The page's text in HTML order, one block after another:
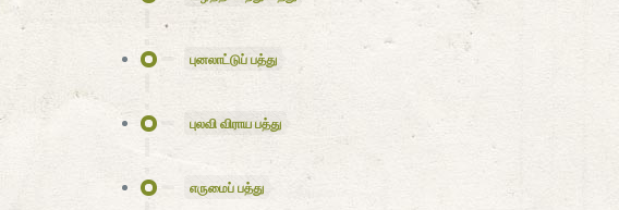
புனலாட்டுப் பத்து
புலவி விராய பத்து
எருமைப் பத்து